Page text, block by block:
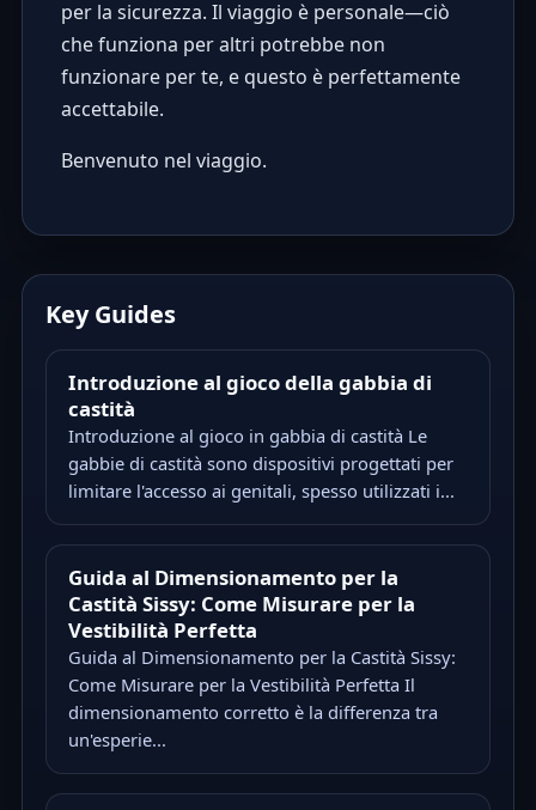
per la sicurezza. Il viaggio è personale—ciò
che funziona per altri potrebbe non
funzionare per te, e questo è perfettamente
accettabile.
Benvenuto nel viaggio.
Key Guides
Introduzione al gioco della gabbia di
castità
Introduzione al gioco in gabbia di castità Le
gabbie di castità sono dispositivi progettati per
limitare l'accesso ai genitali, spesso utilizzati i...
Guida al Dimensionamento per la
Castità Sissy: Come Misurare per la
Vestibilità Perfetta
Guida al Dimensionamento per la Castità Sissy:
Come Misurare per la Vestibilità Perfetta Il
dimensionamento corretto è la differenza tra
un'esperie...